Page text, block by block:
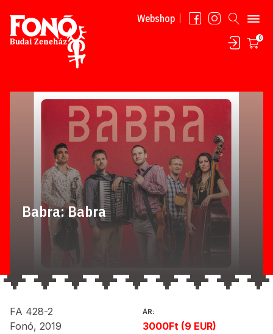
Tovább a tartalomhoz Webshop
0
Babra: Babra
FA 428-2
Fonó, 2019
ÁR:
3000Ft (9 EUR)